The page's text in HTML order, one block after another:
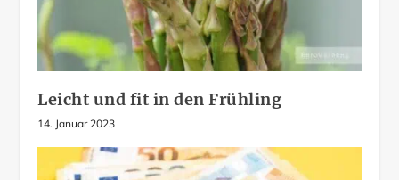
Leicht und fit in den Frühling
14. Januar 2023